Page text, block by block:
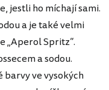
jestli ho míchají sami.
a je také velmi
„Aperol Spritz“.
a sodou.
barvy ve vysokých